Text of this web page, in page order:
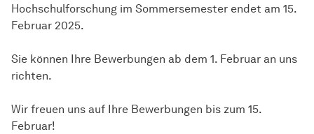
Hochschulforschung im Sommersemester endet am 15.
Februar 2025.
Sie können Ihre Bewerbungen ab dem 1. Februar an uns
richten.
Wir freuen uns auf Ihre Bewerbungen bis zum 15.
Februar!